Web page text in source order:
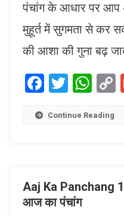
पंचांग के आधार पर आप
मुहूर्त में सुगमता से कर
की आशा की गुना बढ़
Facebook
Continue Reading
Aaj Ka Panchang
आज का पंचांग